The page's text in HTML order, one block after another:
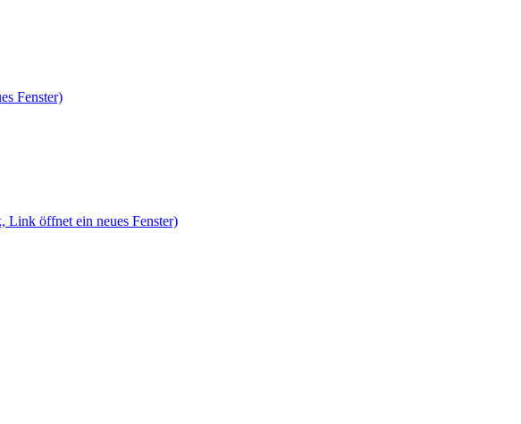
Fenster)
Link öffnet ein neues Fenster)